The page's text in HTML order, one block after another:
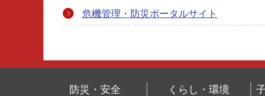
危機管理・防災ポータルサイト
防災・安全 くらし・環境